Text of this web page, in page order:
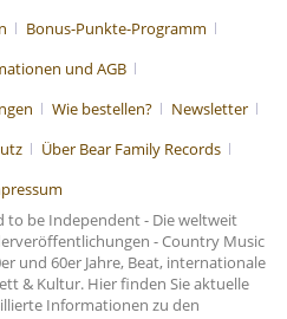
Bonus-Punkte-Programm
und AGB
Wie bestellen?
Newsletter
Über Bear Family Records
to be Independent - Die weltweit
- Country Music
und 60er Jahre, Beat, internationale
& Kultur. Hier finden Sie aktuelle
Informationen zu den